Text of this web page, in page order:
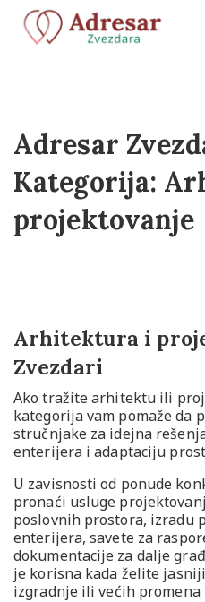
Adresar
Kategorija:
projektovanje
Arhitektura i
Zvezdari
Ako tražite arhitektu ili
kategorija vam pomaže da
stručnjake za idejna
enterijera i adaptaciju
U zavisnosti od ponude
pronaći usluge
poslovnih prostora, izradu
enterijera, savete za
dokumentacije za dalje
je korisna kada želite
izgradnje ili većih promena